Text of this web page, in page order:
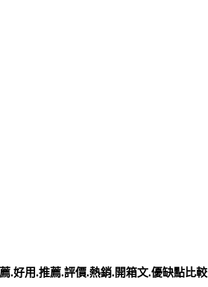
.好用.推薦.評價.熱銷.開箱文.優缺點比較